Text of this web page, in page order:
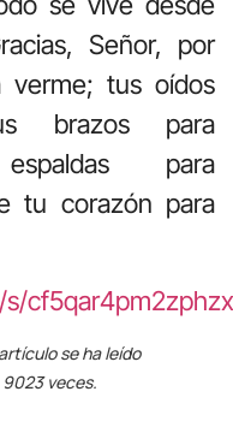
Señor, por
verme; tus oídos
brazos para
para
tu corazón para
se ha leído
9023 veces.